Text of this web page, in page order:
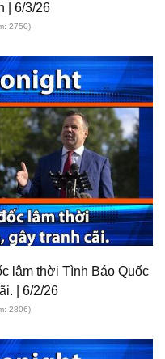
| 6/3/26
2750)
lâm thời Tình Báo Quốc
| 6/2/26
2806)